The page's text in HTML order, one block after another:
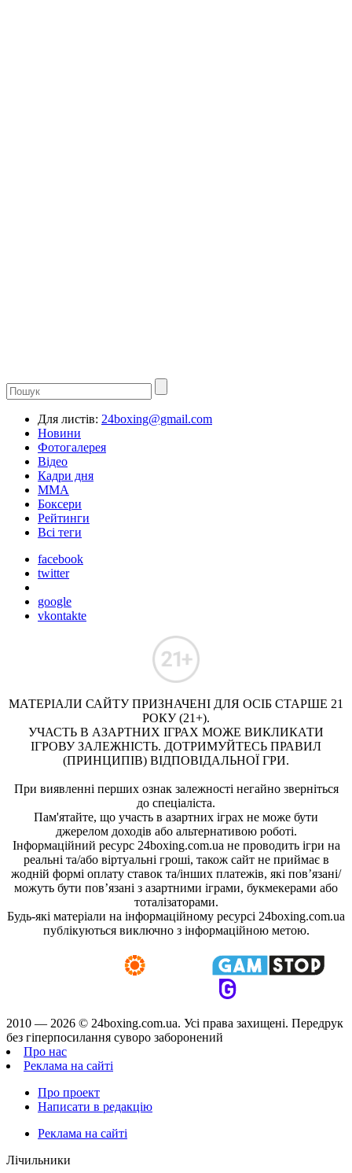
Для листів: 24boxing@gmail.com
Новини
Фотогалерея
Відео
Кадри дня
ММА
Боксери
Рейтинги
Всі теги
facebook
twitter
google
vkontakte
МАТЕРІАЛИ САЙТУ ПРИЗНАЧЕНІ ДЛЯ ОСІБ СТАРШЕ 21
РОКУ (21+).
УЧАСТЬ В АЗАРТНИХ ІГРАХ МОЖЕ ВИКЛИКАТИ
ІГРОВУ ЗАЛЕЖНІСТЬ. ДОТРИМУЙТЕСЬ ПРАВИЛ
(ПРИНЦИПІВ) ВІДПОВІДАЛЬНОЇ ГРИ.
При виявленні перших ознак залежності негайно зверніться
до спеціаліста.
Пам'ятайте, що участь в азартних іграх не може бути
джерелом доходів або альтернативою роботі.
Інформаційний ресурс 24boxing.com.ua не проводить ігри на
реальні та/або віртуальні гроші, також сайт не приймає в
жодній формі оплату ставок та/інших платежів, які пов’язані/
можуть бути пов’язані з азартними іграми, букмекерами або
тоталізаторами.
Будь-які матеріали на інформаційному ресурсі 24boxing.com.ua
публікуються виключно з інформаційною метою.
2010 — 2026 © 24boxing.com.ua. Усi права захищенi. Передрук
без гіперпосилання суворо заборонений
Про нас
Реклама на сайті
Про проект
Написати в редакцію
Реклама на сайті
Лічильники